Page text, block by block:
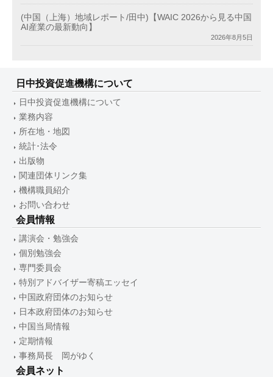
(中国（上海）地域レポート/田中)【WAIC 2026から見る中国
AI産業の最新動向】
2026年8月5日
日中投資促進機構について
日中投資促進機構について
業務内容
所在地・地図
統計･法令
出版物
関連団体リンク集
機構職員紹介
お問い合わせ
会員情報
講演会・勉強会
個別勉強会
専門委員会
特別アドバイザー寄稿エッセイ
中国政府団体のお知らせ
日本政府団体のお知らせ
中国当局情報
定期情報
事務局長 岡がゆく
会員ネット